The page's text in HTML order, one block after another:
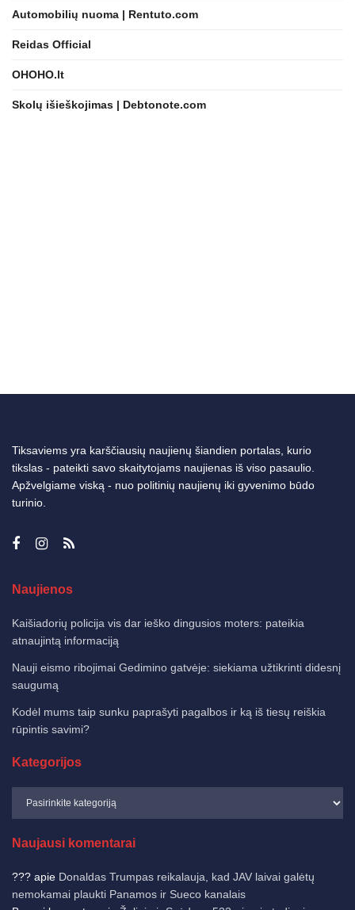
Automobilių nuoma | Rentuto.com
Reidas Official
OHOHO.lt
Skolų išieškojimas | Debtonote.com
Tiksaviems yra karščiausių naujienų šiandien portalas, kurio
tikslas - pateikti savo skaitytojams naujienas iš viso pasaulio.
Apžvelgiame viską - nuo politinių naujienų iki gyvenimo būdo
turinio.
Naujienos
Kaišiadorių policija vis dar ieško dingusios moters: pateikia
atnaujintą informaciją
Nauji eismo ribojimai Gedimino gatvėje: siekiama užtikrinti didesnį
saugumą
Kodėl mums taip sunku paprašyti pagalbos ir ką iš tiesų reiškia
rūpintis savimi?
Kategorijos
Naujausi komentarai
??? apie Donaldas Trumpas reikalauja, kad JAV laivai galėtų
nemokamai plaukti Panamos ir Sueco kanalais